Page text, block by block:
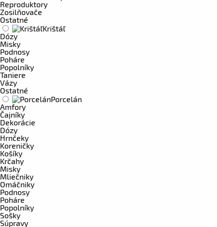
Reproduktory
Zosilňovače
Ostatné
Krištáľ
Dózy
Misky
Podnosy
Poháre
Popolníky
Taniere
Vázy
Ostatné
Porcelán
Amfory
Čajníky
Dekorácie
Dózy
Hrnčeky
Koreničky
Košíky
Krčahy
Misky
Mliečniky
Omáčniky
Podnosy
Poháre
Popolníky
Sošky
Súpravy